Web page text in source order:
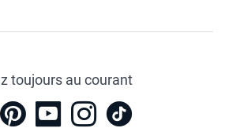
toujours au courant